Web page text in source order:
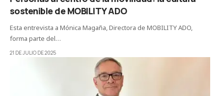
sostenible de MOBILITY ADO
Esta entrevista a Mónica Magaña, Directora de MOBILITY ADO,
forma parte del…
21 DE JULIO DE 2025